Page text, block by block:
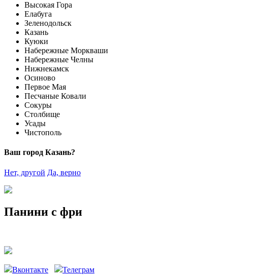
Высокая Гора
Елабуга
Зеленодольск
Казань
Куюки
Набережные Моркваши
Набережные Челны
Нижнекамск
Осиново
Первое Мая
Песчаные Ковали
Сокуры
Столбище
Усады
Чистополь
Ваш город Казань?
Нет, другой Да, верно
Панини с фри
Вконтакте
Телеграм